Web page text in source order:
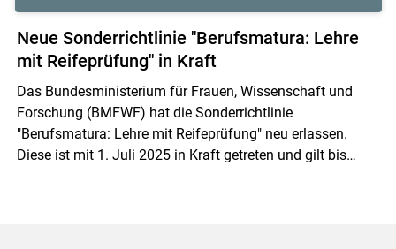
Neue Sonderrichtlinie "Berufsmatura: Lehre
mit Reifeprüfung" in Kraft
Das Bundesministerium für Frauen, Wissenschaft und
Forschung (BMFWF) hat die Sonderrichtlinie
"Berufsmatura: Lehre mit Reifeprüfung" neu erlassen.
Diese ist mit 1. Juli 2025 in Kraft getreten und gilt bis